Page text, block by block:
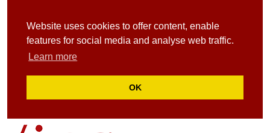
Website uses cookies to offer content, enable
features for social media and analyse web traffic.
Learn more
OK